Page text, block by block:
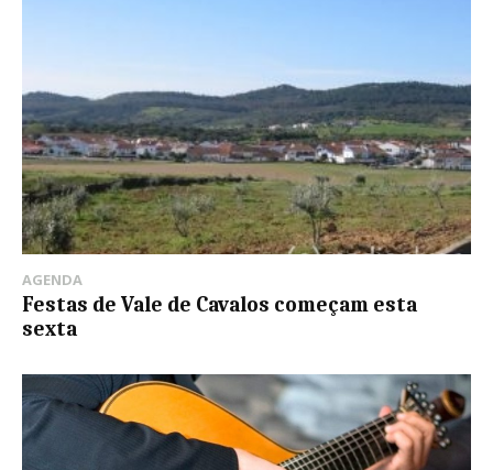
AGENDA
Festas de Vale de Cavalos começam esta
sexta